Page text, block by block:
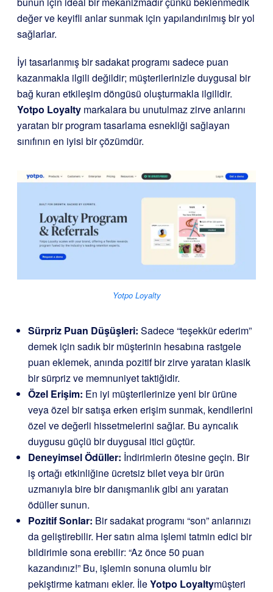
değer ve keyifli anlar sunmak için yapılandırılmış bir yol
sağlarlar.
İyi tasarlanmış bir sadakat programı sadece puan
kazanmakla ilgili değildir; müşterilerinizle duygusal bir
bağ kuran etkileşim döngüsü oluşturmakla ilgilidir.
Yotpo Loyalty markalara bu unutulmaz zirve anlarını
yaratan bir program tasarlama esnekliği sağlayan
sınıfının en iyisi bir çözümdür.
Yotpo Loyalty
Sürpriz Puan Düşüşleri: Sadece “teşekkür ederim”
demek için sadık bir müşterinin hesabına rastgele
puan eklemek, anında pozitif bir zirve yaratan klasik
bir sürpriz ve memnuniyet taktiğidir.
Özel Erişim: En iyi müşterilerinize yeni bir ürüne
veya özel bir satışa erken erişim sunmak, kendilerini
özel ve değerli hissetmelerini sağlar. Bu ayrıcalık
duygusu güçlü bir duygusal itici güçtür.
Deneyimsel Ödüller: İndirimlerin ötesine geçin. Bir
iş ortağı etkinliğine ücretsiz bilet veya bir ürün
uzmanıyla bire bir danışmanlık gibi anı yaratan
ödüller sunun.
Pozitif Sonlar: Bir sadakat programı “son” anlarınızı
da geliştirebilir. Her satın alma işlemi tatmin edici bir
bildirimle sona erebilir: “Az önce 50 puan
kazandınız!” Bu, işlemin sonuna olumlu bir
pekiştirme katmanı ekler. İleYotpo Loyaltymüşteri